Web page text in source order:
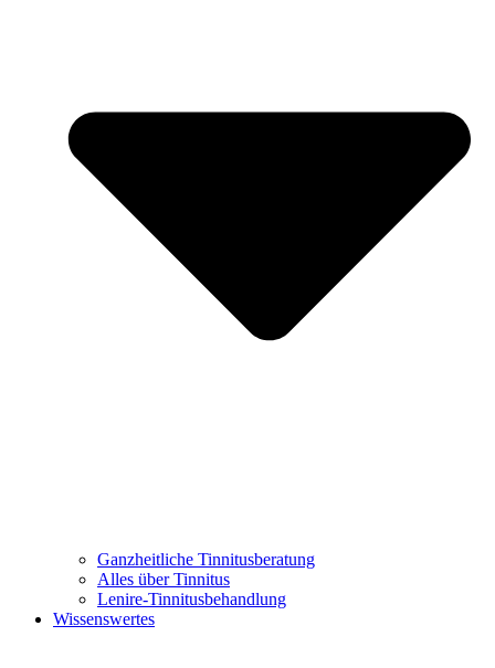
Ganzheitliche Tinnitusberatung
Alles über Tinnitus
Lenire-Tinnitusbehandlung
Wissenswertes